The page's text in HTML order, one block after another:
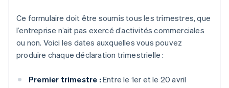
Ce formulaire doit être soumis tous les trimestres, que
l’entreprise n’ait pas exercé d’activités commerciales
ou non. Voici les dates auxquelles vous pouvez
produire chaque déclaration trimestrielle :
Premier trimestre : Entre le 1er et le 20 avril